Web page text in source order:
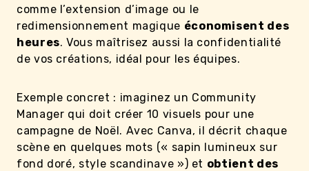
comme l’extension d’image ou le
redimensionnement magique économisent des
heures. Vous maîtrisez aussi la confidentialité
de vos créations, idéal pour les équipes.
Exemple concret : imaginez un Community
Manager qui doit créer 10 visuels pour une
campagne de Noël. Avec Canva, il décrit chaque
scène en quelques mots (« sapin lumineux sur
fond doré, style scandinave ») et obtient des